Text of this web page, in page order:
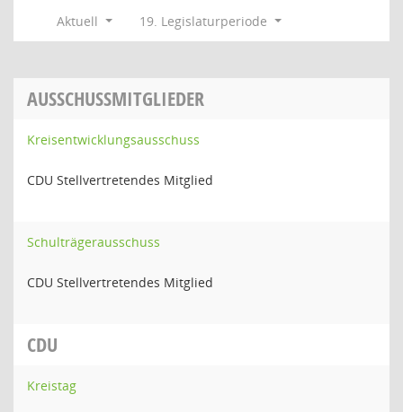
Aktuell
19. Legislaturperiode
AUSSCHUSSMITGLIEDER
Kreisentwicklungsausschuss
CDU Stellvertretendes Mitglied
Schulträgerausschuss
CDU Stellvertretendes Mitglied
CDU
Kreistag